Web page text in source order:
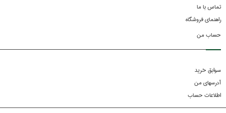
تماس با ما
راهنمای فروشگاه
حساب من
سوابق خرید
آدرسهای من
اطلاعات حساب